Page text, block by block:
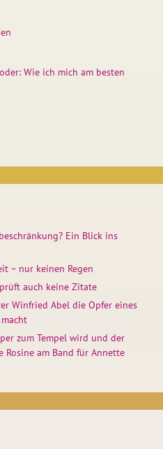
Wie ich mich am besten
Ein Blick ins
– nur keinen Regen
auch keine Zitate
Winfried Abel die Opfer eines
zum Tempel wird und der
Rosine am Band für Annette